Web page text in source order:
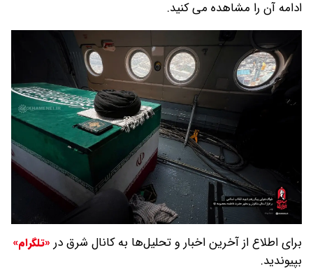
ادامه آن را مشاهده می کنید.
برای اطلاع از آخرین اخبار و تحلیل‌ها به کانال شرق در «تلگرام»
بپیوندید.